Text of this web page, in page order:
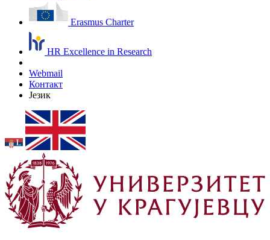
Erasmus Charter
HR Excellence in Research
Webmail
Контакт
Језик